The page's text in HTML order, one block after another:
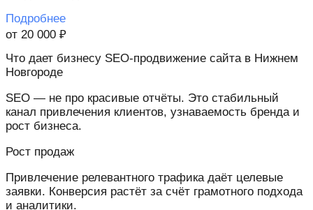
Подробнее
от 20 000 ₽
Что дает бизнесу SEO-продвижение сайта в Нижнем
Новгороде
SEO — не про красивые отчёты. Это стабильный
канал привлечения клиентов, узнаваемость бренда и
рост бизнеса.
Рост продаж
Привлечение релевантного трафика даёт целевые
заявки. Конверсия растёт за счёт грамотного подхода
и аналитики.